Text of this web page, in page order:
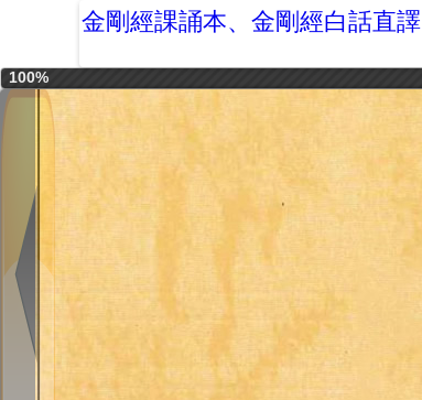
金剛經課誦本、金剛經白話直譯
100%